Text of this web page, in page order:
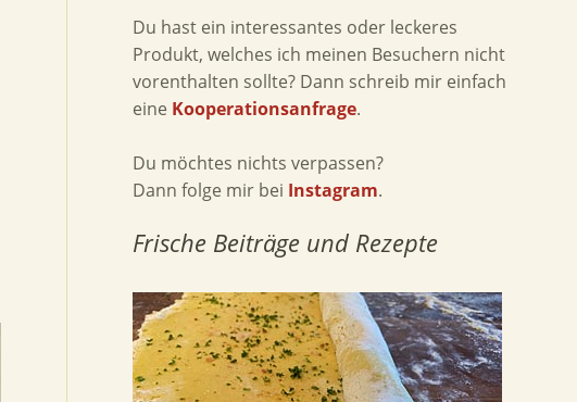
Du hast ein interessantes oder leckeres
Produkt, welches ich meinen Besuchern nicht
vorenthalten sollte? Dann schreib mir einfach
eine Kooperationsanfrage.
Du möchtes nichts verpassen?
Dann folge mir bei Instagram.
Frische Beiträge und Rezepte